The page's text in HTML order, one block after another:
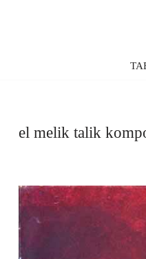
el melik talik